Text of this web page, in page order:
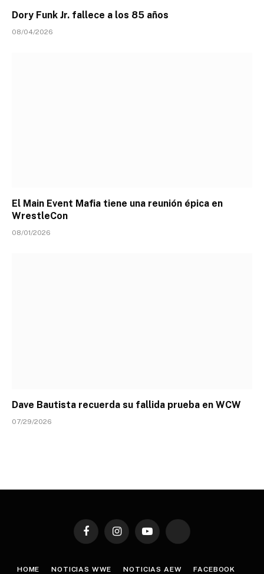
Dory Funk Jr. fallece a los 85 años
08/04/2026
El Main Event Mafia tiene una reunión épica en
WrestleCon
08/01/2026
Dave Bautista recuerda su fallida prueba en WCW
07/29/2026
FacebookInstagramYouTube TikTok
HOME NOTICIAS WWE NOTICIAS AEW FACEBOOK